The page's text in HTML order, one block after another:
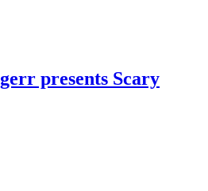
presents Scary